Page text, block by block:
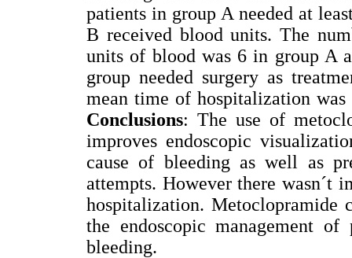
patients in group A needed at
B received blood units. The
units of blood was 6 in group A
group needed surgery as
mean time of hospitalization
Conclusions: The use of
improves endoscopic
cause of bleeding as well as
attempts. However there wasn´t
hospitalization. Metoclopramide
the endoscopic management
bleeding.